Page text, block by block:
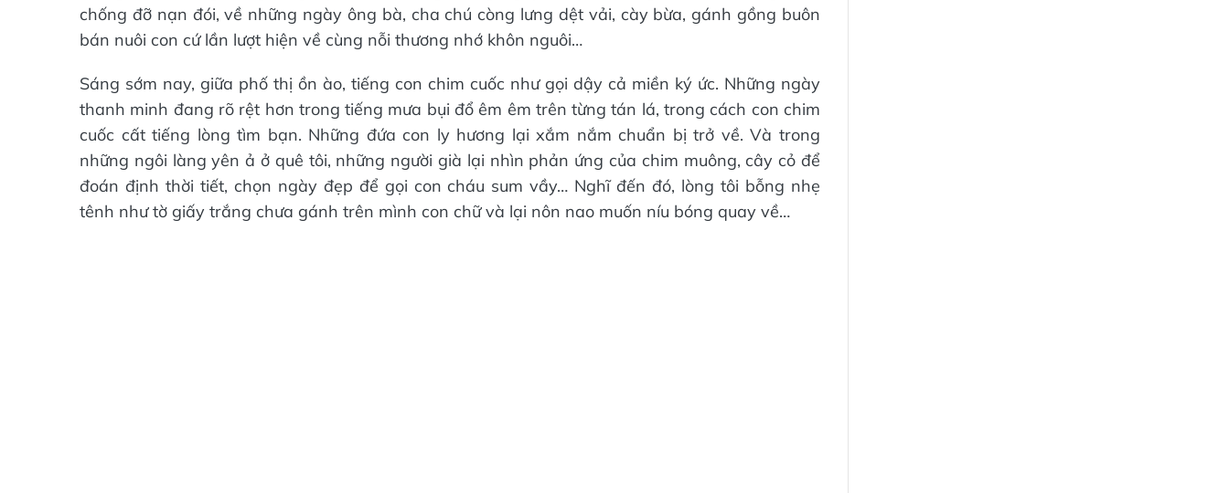
chống đỡ nạn đói, về những ngày ông bà, cha chú còng lưng dệt vải, cày bừa, gánh gồng buôn
bán nuôi con cứ lần lượt hiện về cùng nỗi thương nhớ khôn nguôi…
Sáng sớm nay, giữa phố thị ồn ào, tiếng con chim cuốc như gọi dậy cả miền ký ức. Những ngày
thanh minh đang rõ rệt hơn trong tiếng mưa bụi đổ êm êm trên từng tán lá, trong cách con chim
cuốc cất tiếng lòng tìm bạn. Những đứa con ly hương lại xắm nắm chuẩn bị trở về. Và trong
những ngôi làng yên ả ở quê tôi, những người già lại nhìn phản ứng của chim muông, cây cỏ để
đoán định thời tiết, chọn ngày đẹp để gọi con cháu sum vầy… Nghĩ đến đó, lòng tôi bỗng nhẹ
tênh như tờ giấy trắng chưa gánh trên mình con chữ và lại nôn nao muốn níu bóng quay về…